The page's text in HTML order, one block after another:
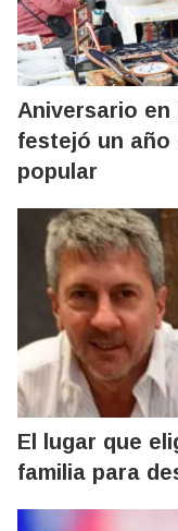
Aniversario en
festejó un
popular
El lugar que
familia para